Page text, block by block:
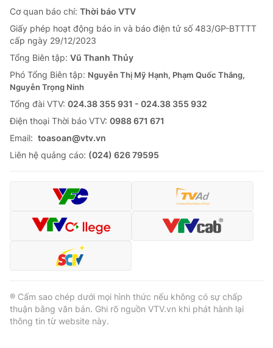
Cơ quan báo chí: Thời báo VTV
Giấy phép hoạt động báo in và báo điện tử số 483/GP-BTTTT
cấp ngày 29/12/2023
Tổng Biên tập: Vũ Thanh Thủy
Phó Tổng Biên tập: Nguyễn Thị Mỹ Hạnh, Phạm Quốc Thắng,
Nguyễn Trọng Ninh
Tổng đài VTV: 024.38 355 931 - 024.38 355 932
Ðiện thoại Thời báo VTV: 0988 671 671
Email: toasoan@vtv.vn
Liên hệ quảng cáo: (024) 626 79595
® Cấm sao chép dưới mọi hình thức nếu không có sự chấp
thuận bằng văn bản. Ghi rõ nguồn VTV.vn khi phát hành lại
thông tin từ website này.